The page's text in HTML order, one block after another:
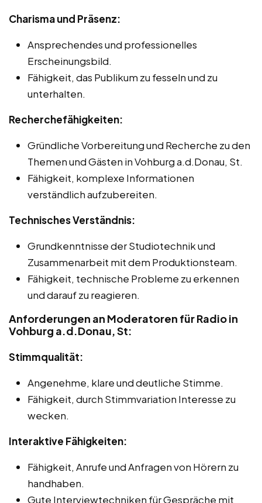
Charisma und Präsenz:
Ansprechendes und professionelles
Erscheinungsbild.
Fähigkeit, das Publikum zu fesseln und zu
unterhalten.
Recherchefähigkeiten:
Gründliche Vorbereitung und Recherche zu den
Themen und Gästen in Vohburg a.d.Donau, St.
Fähigkeit, komplexe Informationen
verständlich aufzubereiten.
Technisches Verständnis:
Grundkenntnisse der Studiotechnik und
Zusammenarbeit mit dem Produktionsteam.
Fähigkeit, technische Probleme zu erkennen
und darauf zu reagieren.
Anforderungen an Moderatoren für Radio in
Vohburg a.d.Donau, St:
Stimmqualität:
Angenehme, klare und deutliche Stimme.
Fähigkeit, durch Stimmvariation Interesse zu
wecken.
Interaktive Fähigkeiten:
Fähigkeit, Anrufe und Anfragen von Hörern zu
handhaben.
Gute Interviewtechniken für Gespräche mit